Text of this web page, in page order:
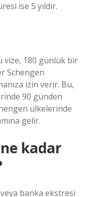
ise 5 yıldır.
vize, 180 günlük bir
Schengen
izin verir. Bu,
90 günden
ülkelerinde
gelir.
kadar
banka ekstresi